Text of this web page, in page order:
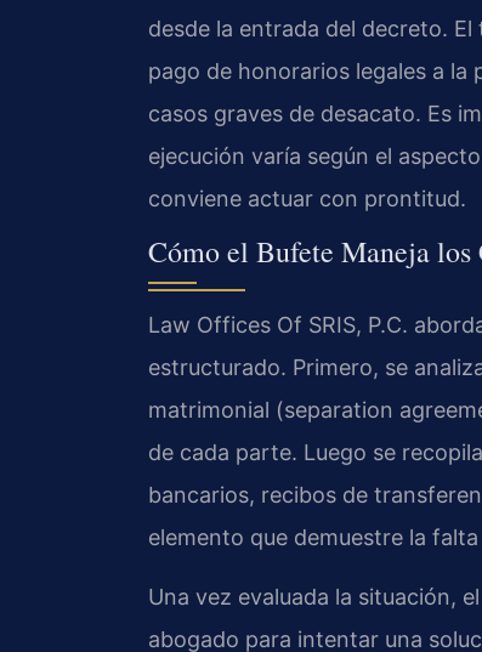
desde la entrada del decreto.
pago de honorarios legales a la
casos graves de desacato. Es
ejecución varía según el
conviene actuar con prontitud.
Cómo el Bufete Maneja
Law Offices Of SRIS, P.C.
estructurado. Primero, se
matrimonial (separation
de cada parte. Luego se
bancarios, recibos de
elemento que demuestre la
Una vez evaluada la situación,
abogado para intentar una